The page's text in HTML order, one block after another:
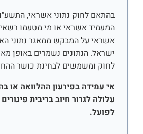
המעמיד אשראי או מי מטעמו רשאי
אשראי על המבקש ממאגר נתוני
ישראל. הנתונים נשמרים באופן
לחוק ומשמשים לבחינת כושר
אי עמידה בפירעון ההלוואה או
עלולה לגרור חיוב בריבית
לפועל.